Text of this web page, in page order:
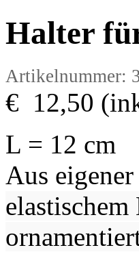
Halter
Artikelnummer:
€ 12,50
L = 12 cm
Aus